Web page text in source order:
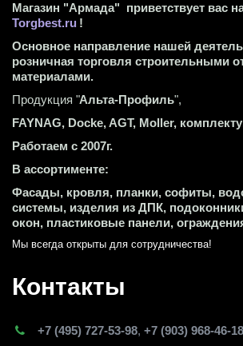
Torgbest.ru !
Основное направление нашей
розничная торговля строительными
материалами.
Продукция "Альта-Профиль",
FAYNAG, Docke, AGT, Moller,
Работаем с 2007г.
В ассортименте:
Фасады, кровля, планки, софиты,
системы, изделия из ДПК,
окон, пластиковые панели,
Мы всегда открыты для сотрудничества!
Контакты
+7 (495) 727-53-98, +7 (903) 968-46-18